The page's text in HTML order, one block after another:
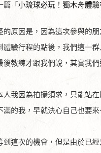
篇「小琉球必玩！獨木舟體驗
的原因是，因為這次參與的
體驗行程的點後，我們這一
後教練才跟我們說，其實我
人我因為拍攝須求，只能站
滿的我，早就決心自己也要
到這次的機會，但是由於已